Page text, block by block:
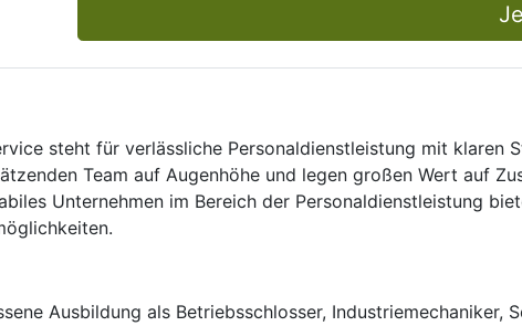
steht für verlässliche Personaldienstleistung mit
Team auf Augenhöhe und legen großen Wert auf
Unternehmen im Bereich der Personaldienstleistung
Ausbildung als Betriebsschlosser,